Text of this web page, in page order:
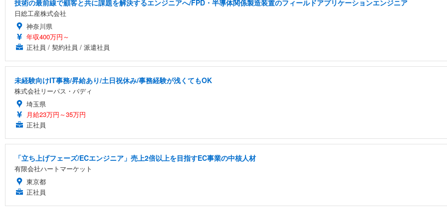
技術の最前線で顧客と共に課題を解決するエンジニアへ/FPD・半導体関係製造装置のフィールドアプリケーションエンジニア
日総工産株式会社
神奈川県
年収400万円～
正社員 / 契約社員 / 派遣社員
未経験向けIT事務/昇給あり/土日祝休み/事務経験が浅くてもOK
株式会社リーパス・バディ
埼玉県
月給23万円～35万円
正社員
「立ち上げフェーズ/ECエンジニア」売上2倍以上を目指すEC事業の中核人材
有限会社ハートマーケット
東京都
正社員